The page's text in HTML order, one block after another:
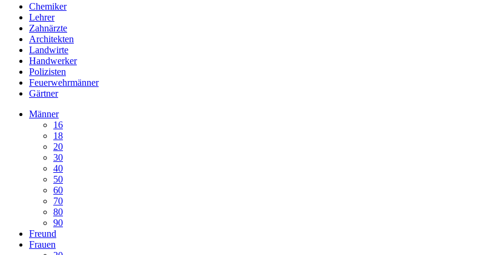
Chemiker
Lehrer
Zahnärzte
Architekten
Landwirte
Handwerker
Polizisten
Feuerwehrmänner
Gärtner
Männer
16
18
20
30
40
50
60
70
80
90
Freund
Frauen